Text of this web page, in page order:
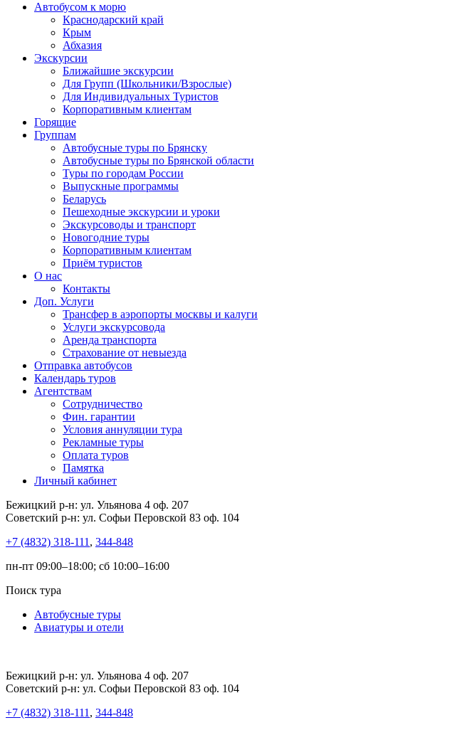
Автобусом к морю
Краснодарский край
Крым
Абхазия
Экскурсии
Ближайшие экскурсии
Для Групп (Школьники/Взрослые)
Для Индивидуальных Туристов
Корпоративным клиентам
Горящие
Группам
Автобусные туры по Брянску
Автобусные туры по Брянской области
Туры по городам России
Выпускные программы
Беларусь
Пешеходные экскурсии и уроки
Экскурсоводы и транспорт
Новогодние туры
Корпоративным клиентам
Приём туристов
О нас
Контакты
Доп. Услуги
Трансфер в аэропорты москвы и калуги
Услуги экскурсовода
Аренда транспорта
Страхование от невыезда
Отправка автобусов
Календарь туров
Агентствам
Сотрудничество
Фин. гарантии
Условия аннуляции тура
Рекламные туры
Оплата туров
Памятка
Личный кабинет
Бежицкий р-н: ул. Ульянова 4 оф. 207
Советский р-н: ул. Софьи Перовской 83 оф. 104
+7 (4832) 318-111 , 344-848
пн-пт 09:00–18:00; сб 10:00–16:00
Поиск тура
Автобусные туры
Авиатуры и отели
Бежицкий р-н: ул. Ульянова 4 оф. 207
Советский р-н: ул. Софьи Перовской 83 оф. 104
+7 (4832) 318-111 , 344-848